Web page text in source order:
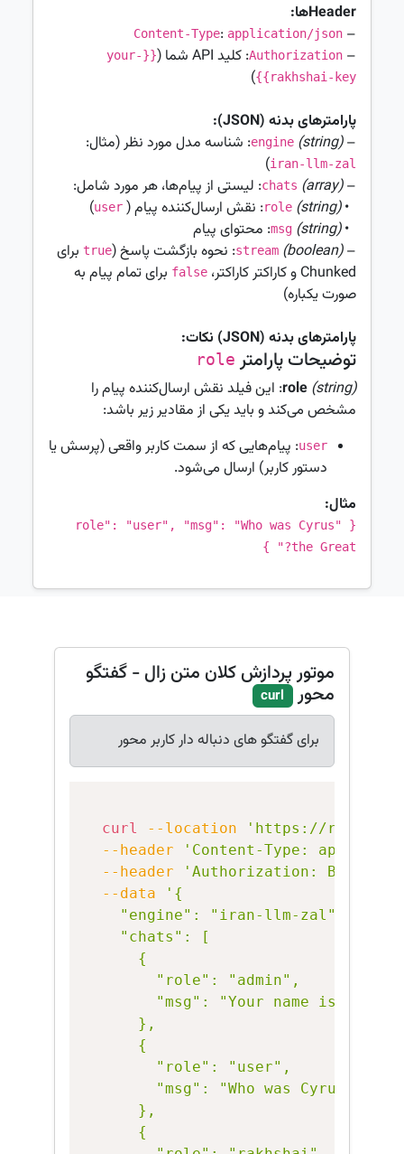
Headerها:
–
Content-Type: application/json
–
Authorization: کلید API شما (
{{your-
rakhshai-key}}
)
پارامترهای بدنه (JSON):
–
engine (string) : شناسه مدل مورد نظر (مثال:
iran-llm-zal
)
–
chats (array)
: لیستی از پیام‌ها، هر مورد شامل:
•
role (string) : نقش ارسال‌کننده پیام ( user
)
•
msg (string)
: محتوای پیام
–
stream (boolean) : نحوه بازگشت پاسخ (true برای
Chunked و کاراکتر کاراکتر،
false برای تمام پیام به
صورت یکباره)
پارامترهای بدنه (JSON) نکات:
توضیحات پارامتر role
role (string)
: این فیلد نقش ارسال‌کننده پیام را
مشخص می‌کند و باید یکی از مقادیر زیر باشد:
user: پیام‌هایی که از سمت کاربر واقعی (پرسش یا
دستور کاربر) ارسال می‌شود.
مثال:
{ "role": "user", "msg": "Who was Cyrus
the Great?" }
موتور پردازش کلان متن زال - گفتگو
محور curl
برای گفتگو های دنباله دار کاربر محور
curl --location
'https://
--header
'Content-Type:
--header
'Authorization: Bearer
--data
'{
    "engine": "iran-llm-zal",
    "chats": [
      {
        "role": "admin",
"msg": "Your name is Aria
      },
      {
        "role": "user",
"msg": "Who was Cyrus the
      },
      {